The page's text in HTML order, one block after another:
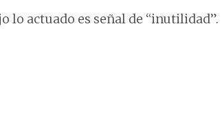
lo actuado es señal de “inutilidad”.